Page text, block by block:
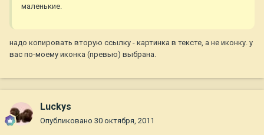
маленькие.
надо копировать вторую ссылку - картинка в тексте, а не иконку. у
вас по-моему иконка (превью) выбрана.
Luckys
Опубликовано 30 октября, 2011